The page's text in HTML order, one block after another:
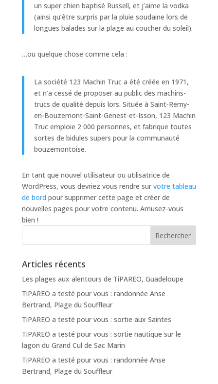
un super chien baptisé Russell, et j’aime la vodka
(ainsi qu’être surpris par la pluie soudaine lors de
longues balades sur la plage au coucher du soleil).
…ou quelque chose comme cela :
La société 123 Machin Truc a été créée en 1971,
et n’a cessé de proposer au public des machins-
trucs de qualité depuis lors. Située à Saint-Remy-
en-Bouzemont-Saint-Genest-et-Isson, 123 Machin
Truc emploie 2 000 personnes, et fabrique toutes
sortes de bidules supers pour la communauté
bouzemontoise.
En tant que nouvel utilisateur ou utilisatrice de
WordPress, vous devriez vous rendre sur votre tableau
de bord pour supprimer cette page et créer de
nouvelles pages pour votre contenu. Amusez-vous
bien !
Articles récents
Les plages aux alentours de TiPAREO, Guadeloupe
TiPAREO a testé pour vous : randonnée Anse
Bertrand, Plage du Souffleur
TiPAREO a testé pour vous : sortie aux Saintes
TiPAREO a testé pour vous : sortie nautique sur le
lagon du Grand Cul de Sac Marin
TiPAREO a testé pour vous : randonnée Anse
Bertrand, Plage du Souffleur